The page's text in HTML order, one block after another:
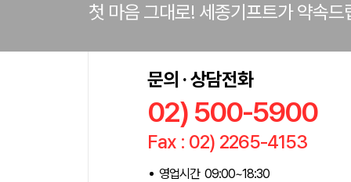
첫 마음 그대로! 세종기프트가 약속드
문의 · 상담전화
02) 500-5900
Fax : 02) 2265-4153
영업시간 09:00~18:30